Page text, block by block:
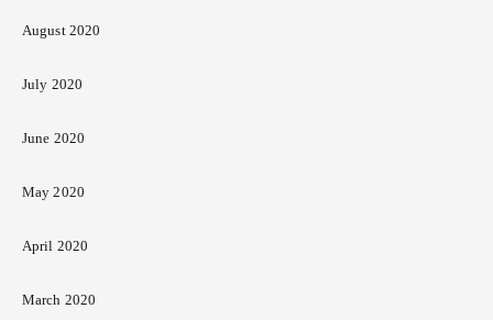
August 2020
July 2020
June 2020
May 2020
April 2020
March 2020